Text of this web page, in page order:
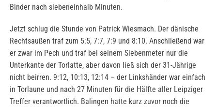
Binder nach siebeneinhalb Minuten.
Jetzt schlug die Stunde von Patrick Wiesmach. Der dänische
Rechtsaußen traf zum 5:5, 7:7, 7:9 und 8:10. Anschließend war
er zwar im Pech und traf bei seinem Siebenmeter nur die
Unterkante der Torlatte, aber davon ließ sich der 31-Jährige
nicht beirren. 9:12, 10:13, 12:14 – der Linkshänder war einfach
in Torlaune und nach 27 Minuten für die Hälfte aller Leipziger
Treffer verantwortlich. Balingen hatte kurz zuvor noch die